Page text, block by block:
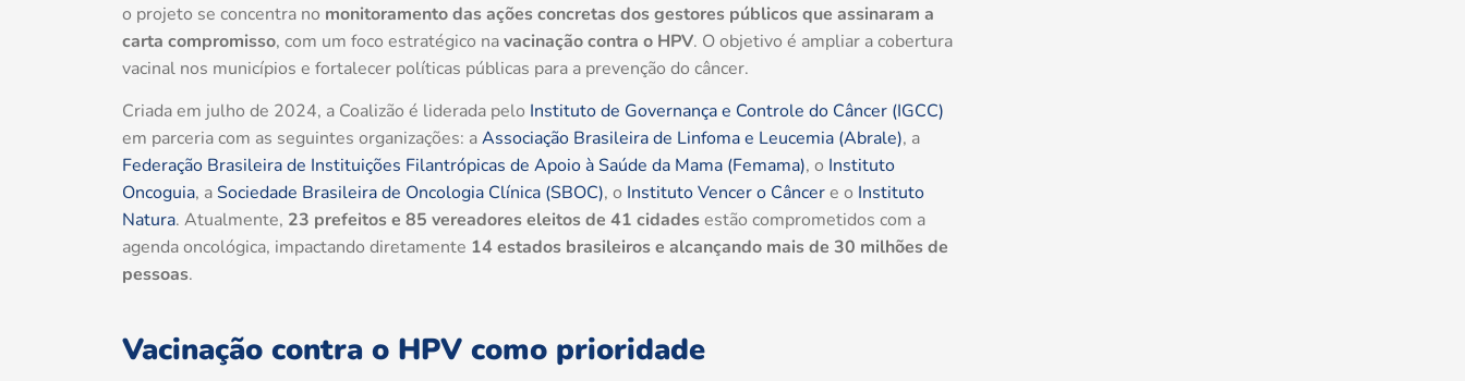
o projeto se concentra no monitoramento das ações concretas dos gestores públicos que assinaram a
carta compromisso, com um foco estratégico navacinação contra o HPV. O objetivo é ampliar a cobertura
vacinal nos municípios e fortalecer políticas públicas para a prevenção do câncer.
Criada em julho de 2024, a Coalizão é liderada pelo Instituto de Governança e Controle do Câncer (IGCC)
em parceria com as seguintes organizações: aAssociação Brasileira de Linfoma e Leucemia (Abrale), a
Federação Brasileira de Instituições Filantrópicas de Apoio à Saúde da Mama (Femama), o Instituto
Oncoguia, aSociedade Brasileira de Oncologia Clínica (SBOC), o Instituto Vencer o Câncere o Instituto
Natura. Atualmente, 23 prefeitos e 85 vereadores eleitos de 41 cidadesestão comprometidos com a
agenda oncológica, impactando diretamente 14 estados brasileiros e alcançando mais de 30 milhões de
pessoas.
Vacinação contra o HPV como prioridade